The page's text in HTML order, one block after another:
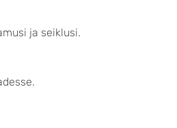
ja seiklusi.